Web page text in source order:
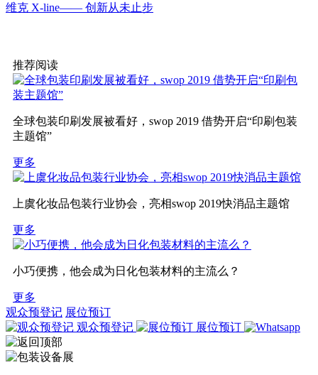
维克 X-line—— 创新从未止步
推荐阅读
全球包装印刷发展被看好，swop 2019 借势开启“印刷包装
主题馆”
更多
上虞化妆品包装行业协会，亮相swop 2019快消品主题馆
更多
小巧便携，他会成为日化包装材料的主流么？
更多
观众预登记 展位预订
观众预登记
展位预订